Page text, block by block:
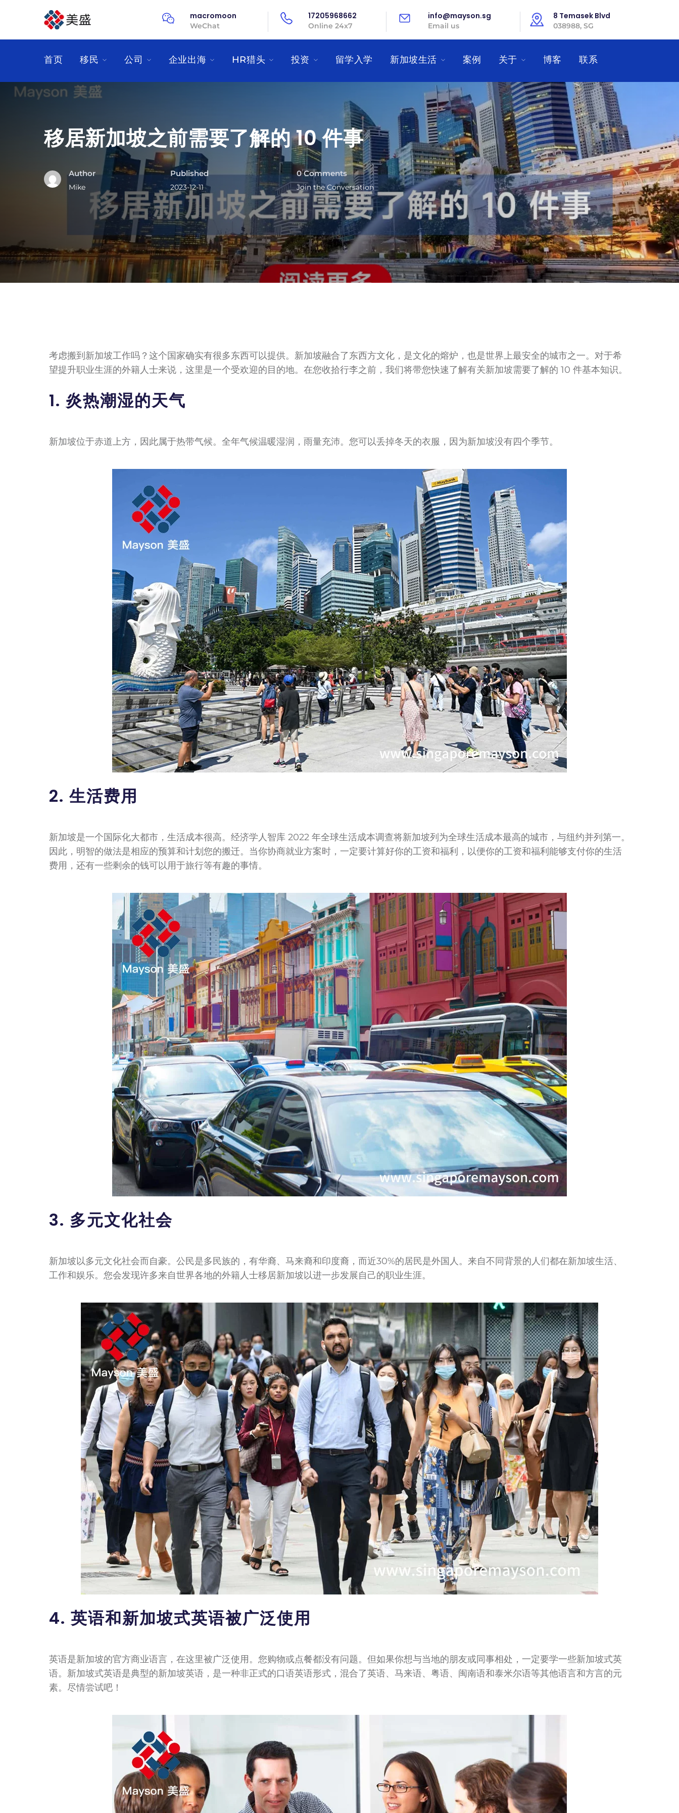
macromoon
WeChat
17205968662
Online 24x7
info@mayson.sg
Email us
8 Temasek Blvd
038988, SG
首页 移民 公司 企业出海 HR猎头 投资 留学入学 新加坡生活 案例 关于 博客 联系
移居新加坡之前需要了解的 10 件事
Author
Mike
Published
2023-12-11
0 Comments
Join the Conversation
考虑搬到新加坡工作吗？这个国家确实有很多东西可以提供。新加坡融合了东西方文化，是文化的熔炉，也是世界上最安全的城市之一。对于希
望提升职业生涯的外籍人士来说，这里是一个受欢迎的目的地。在您收拾行李之前，我们将带您快速了解有关新加坡需要了解的 10 件基本知识。
1. 炎热潮湿的天气
新加坡位于赤道上方，因此属于热带气候。全年气候温暖湿润，雨量充沛。您可以丢掉冬天的衣服，因为新加坡没有四个季节。
2. 生活费用
新加坡是一个国际化大都市，生活成本很高。经济学人智库 2022 年全球生活成本调查将新加坡列为全球生活成本最高的城市，与纽约并列第一。
因此，明智的做法是相应的预算和计划您的搬迁。当你协商就业方案时，一定要计算好你的工资和福利，以便你的工资和福利能够支付你的生活
费用，还有一些剩余的钱可以用于旅行等有趣的事情。
3. 多元文化社会
新加坡以多元文化社会而自豪。公民是多民族的，有华裔、马来裔和印度裔，而近30%的居民是外国人。来自不同背景的人们都在新加坡生活、
工作和娱乐。您会发现许多来自世界各地的外籍人士移居新加坡以进一步发展自己的职业生涯。
4. 英语和新加坡式英语被广泛使用
英语是新加坡的官方商业语言，在这里被广泛使用。您购物或点餐都没有问题。但如果你想与当地的朋友或同事相处，一定要学一些新加坡式英
语。新加坡式英语是典型的新加坡英语，是一种非正式的口语英语形式，混合了英语、马来语、粤语、闽南语和泰米尔语等其他语言和方言的元
素。尽情尝试吧！